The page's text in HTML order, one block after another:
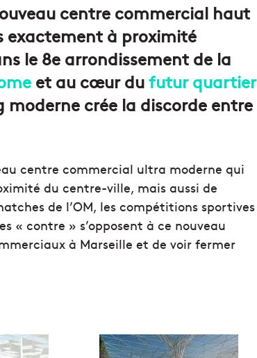
centre commercial haut
exactement à proximité
le 8e arrondissement de la
et au cœur dufutur quartier
moderne crée la discorde entre
centre commercial ultra moderne qui
du centre-ville, mais aussi de
de l’OM, les compétitions sportives
« contre » s’opposent à ce nouveau
à Marseille et de voir fermer